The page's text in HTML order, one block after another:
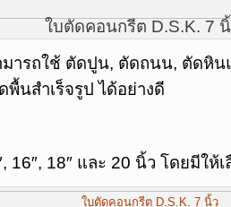
ใบตัดคอนกรีต D.S.K. 7
มารถใช้ ตัดปูน, ตัดถนน, ตัดหิ
นสำเร็จรูป ได้อย่างดี
16″, 18″ และ 20 นิ้ว โดยมีให้